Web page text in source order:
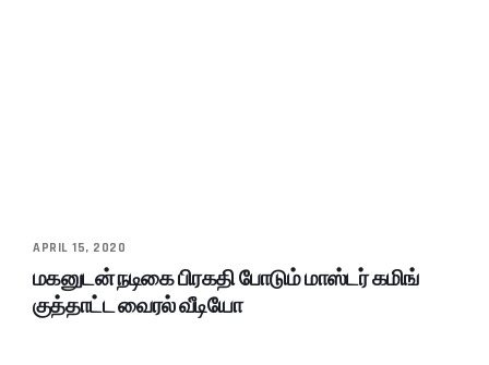
APRIL 15, 2020
மகனுடன் நடிகை பிரகதி போடும் மாஸ்டர் கமிங்
குத்தாட்ட வைரல் வீடியோ